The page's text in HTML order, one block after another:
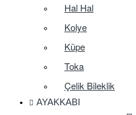
Hal Hal
Kolye
Küpe
Toka
Çelik Bileklik
AYAKKABI